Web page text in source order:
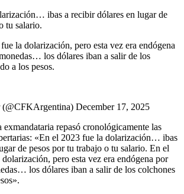
ibas a recibir dólares en lugar de
tu salario.
la dolarización, pero esta vez era endógena
los dólares iban a salir de los
a los pesos.
December 17, 2025
repasó cronológicamente las
«En el 2023 fue la dolarización… ibas
de pesos por tu trabajo o tu salario. En el
pero esta vez era endógena por
los dólares iban a salir de los colchones